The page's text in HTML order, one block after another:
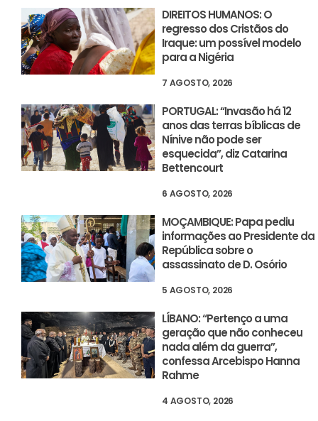
DIREITOS HUMANOS: O
regresso dos Cristãos do
Iraque: um possível modelo
para a Nigéria
7 AGOSTO, 2026
PORTUGAL: “Invasão há 12
anos das terras bíblicas de
Nínive não pode ser
esquecida”, diz Catarina
Bettencourt
6 AGOSTO, 2026
MOÇAMBIQUE: Papa pediu
informações ao Presidente da
República sobre o
assassinato de D. Osório
5 AGOSTO, 2026
LÍBANO: “Pertenço a uma
geração que não conheceu
nada além da guerra”,
confessa Arcebispo Hanna
Rahme
4 AGOSTO, 2026